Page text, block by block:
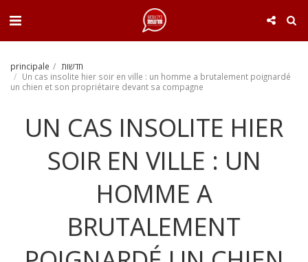
principale
חדשות
Un cas insolite hier soir en ville : un homme a brutalement poignardé
un chien et son propriétaire devant sa compagne
UN CAS INSOLITE HIER
SOIR EN VILLE : UN
HOMME A
BRUTALEMENT